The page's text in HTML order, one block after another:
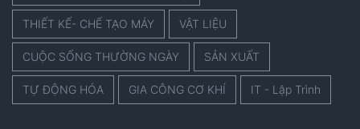
THIẾT KẾ- CHẾ TẠO MÁY VẬT LIỆU
CUỘC SỐNG THƯỜNG NGÀY SẢN XUẤT
TỰ ĐỘNG HÓA GIA CÔNG CƠ KHÍ IT - Lập Trình